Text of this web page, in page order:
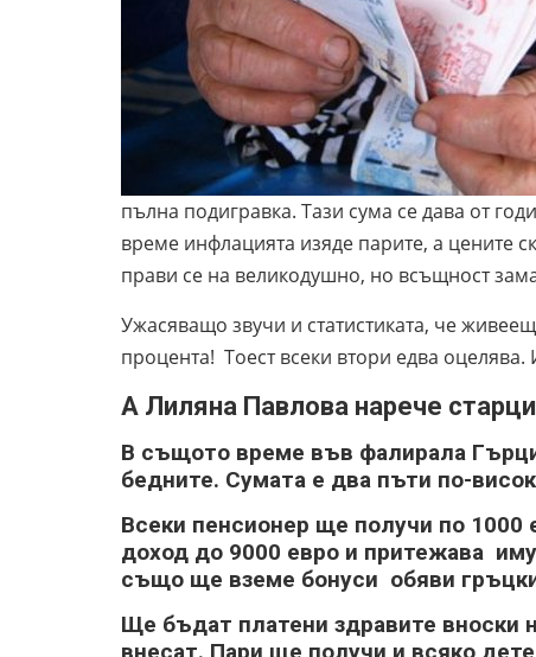
пълна подигравка. Тази сума се дава от
време инфлацията изяде парите, а цените
прави се на великодушно, но всъщност
Ужасяващо звучи и статистиката, че
процента! Тоест всеки втори едва
А Лиляна Павлова нарече
В същото време във фалирала
бедните. Сумата е два пъти по-
Всеки пенсионер ще получи по
доход до 9000 евро и притежава
също ще вземе бонуси обяви
Ще бъдат платени здравите вноски